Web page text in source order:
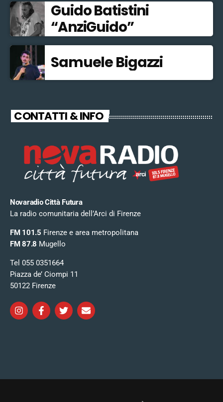
Guido Batistini
“AnziGuido”
Samuele Bigazzi
CONTATTI & INFO
Novaradio Città Futura
La radio comunitaria dell’Arci di Firenze
FM 101.5 Firenze e area metropolitana
FM 87.8 Mugello
Tel 055 0351664
Piazza de’ Ciompi 11
50122 Firenze